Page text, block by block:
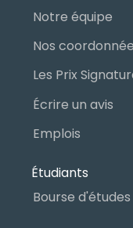
Notre équipe
Nos
Les Prix
Écrire un avis
Emplois
Étudiants
Bourse d'études